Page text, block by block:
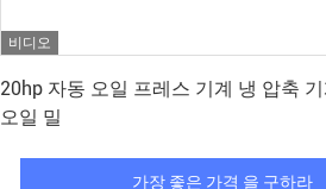
비디오
20hp 자동 오일 프레스 기계 냉 압축
오일 밀
가장 좋은 가격 을 구하라